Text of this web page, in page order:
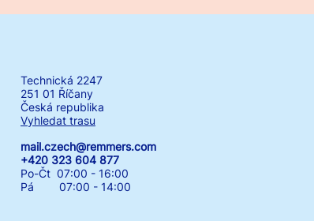
Technická 2247
251 01 Říčany
Česká republika
Vyhledat trasu
mail.czech@remmers.com
+420 323 604 877
Po-Čt 07:00 - 16:00
Pá 07:00 - 14:00